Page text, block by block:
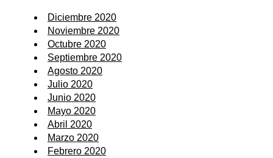
Diciembre 2020
Noviembre 2020
Octubre 2020
Septiembre 2020
Agosto 2020
Julio 2020
Junio 2020
Mayo 2020
Abril 2020
Marzo 2020
Febrero 2020